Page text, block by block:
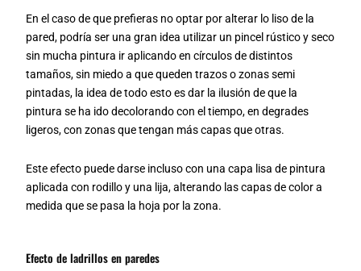
En el caso de que prefieras no optar por alterar lo liso de la
pared, podría ser una gran idea utilizar un pincel rústico y seco
sin mucha pintura ir aplicando en círculos de distintos
tamaños, sin miedo a que queden trazos o zonas semi
pintadas, la idea de todo esto es dar la ilusión de que la
pintura se ha ido decolorando con el tiempo, en degrades
ligeros, con zonas que tengan más capas que otras.
Este efecto puede darse incluso con una capa lisa de pintura
aplicada con rodillo y una lija, alterando las capas de color a
medida que se pasa la hoja por la zona.
Efecto de ladrillos en paredes